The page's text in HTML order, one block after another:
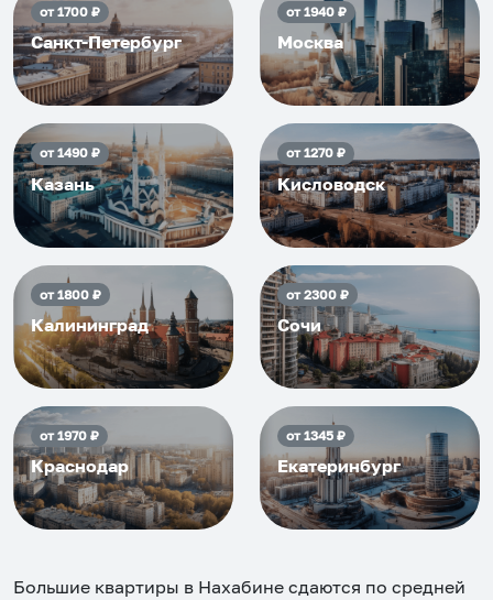
от1700₽
Санкт-Петербург
от1940₽
Москва
от1490₽
Казань
от1270₽
Кисловодск
от1800₽
Калининград
от2300₽
Сочи
от1970₽
Краснодар
от1345₽
Екатеринбург
Большие квартиры в Нахабине сдаются по средней